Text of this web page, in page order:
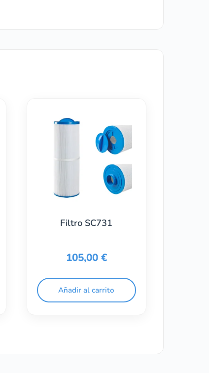
Filtro SC731
105,00 €
Añadir al carrito